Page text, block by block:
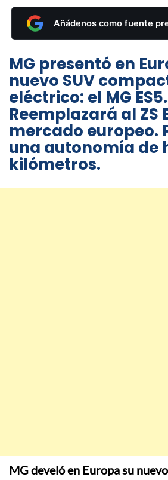
Añádenos como fuente
MG presentó en
nuevo SUV
eléctrico: el MG ES5.
Reemplazará al ZS
mercado europeo.
una autonomía de
kilómetros.
MG develó en Europa su